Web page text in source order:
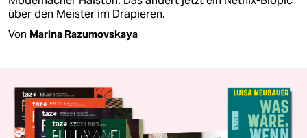
über den Meister im Drapieren.
Von Marina Razumovskaya